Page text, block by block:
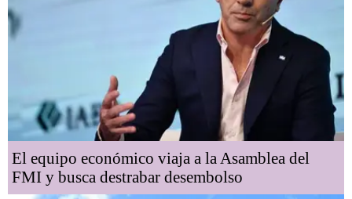
El equipo económico viaja a la Asamblea del
FMI y busca destrabar desembolso